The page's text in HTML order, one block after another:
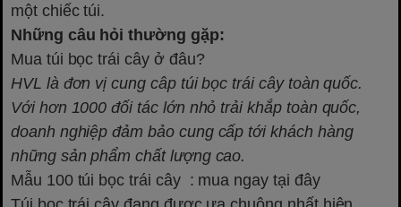
một chiếc túi.
Những câu hỏi thường gặp:
Mua túi bọc trái cây ở đâu?
HVL là đơn vị cung câp túi bọc trái cây toàn quốc.
Với hơn 1000 đối tác lớn nhỏ trải khắp toàn quốc,
doanh nghiệp đảm bảo cung cấp tới khách hàng
những sản phẩm chất lượng cao.
Mẫu 100 túi bọc trái cây : mua ngay tại đây